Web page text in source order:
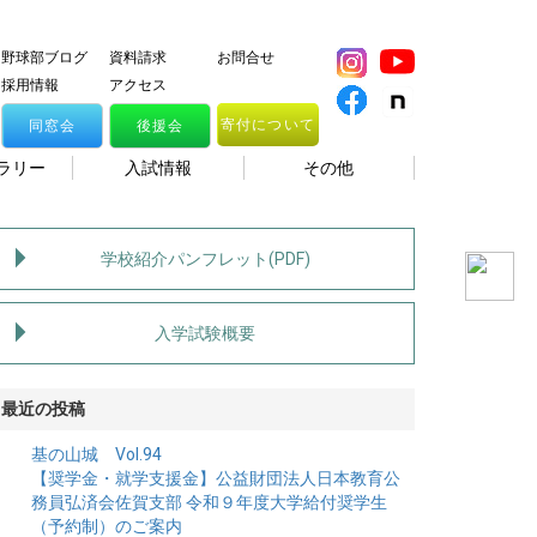
野球部ブログ 資料請求
お問合せ
採用情報
アクセス
同窓会 後援会 寄付について
リー 入試情報 その他
学校紹介パンフレット(PDF)
入学試験概要
最近の投稿
基の山城 Vol.94
【奨学金・就学支援金】公益財団法人日本教育公
務員弘済会佐賀支部 令和９年度大学給付奨学生
（予約制）のご案内